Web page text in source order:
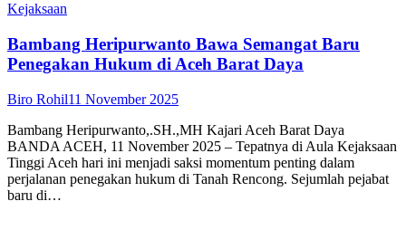
Kejaksaan
Bambang Heripurwanto Bawa Semangat Baru
Penegakan Hukum di Aceh Barat Daya
Biro Rohil11 November 2025
Bambang Heripurwanto,.SH.,MH Kajari Aceh Barat Daya
BANDA ACEH, 11 November 2025 – Tepatnya di Aula Kejaksaan
Tinggi Aceh hari ini menjadi saksi momentum penting dalam
perjalanan penegakan hukum di Tanah Rencong. Sejumlah pejabat
baru di…